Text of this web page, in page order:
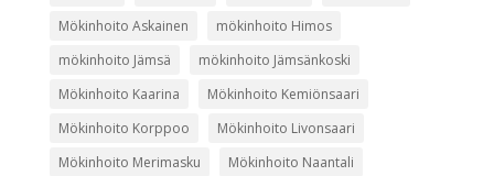
Mökinhoito Askainen
mökinhoito Himos
mökinhoito Jämsä
mökinhoito Jämsänkoski
Mökinhoito Kaarina
Mökinhoito Kemiönsaari
Mökinhoito Korppoo
Mökinhoito Livonsaari
Mökinhoito Merimasku
Mökinhoito Naantali